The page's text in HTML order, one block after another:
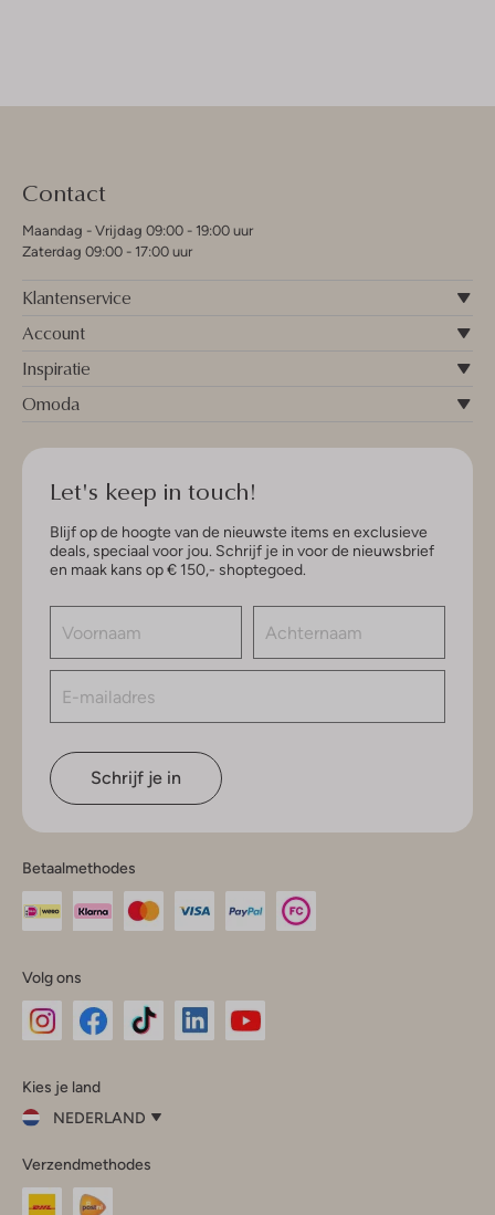
Contact
Maandag - Vrijdag 09:00 - 19:00 uur
Zaterdag 09:00 - 17:00 uur
Klantenservice
Account
Inspiratie
Omoda
Let's keep in touch!
Blijf op de hoogte van de nieuwste items en exclusieve
deals, speciaal voor jou. Schrijf je in voor de nieuwsbrief
en maak kans op € 150,- shoptegoed.
Schrijf je in
Betaalmethodes
Volg ons
InstagramFacebook
Kies je land
NEDERLAND
je
land
Verzendmethodes